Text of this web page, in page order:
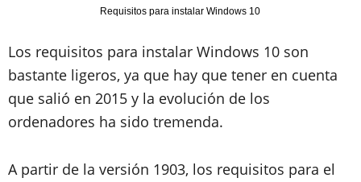
Requisitos para instalar Windows 10
Los requisitos para instalar Windows 10 son
bastante ligeros, ya que hay que tener en cuenta
que salió en 2015 y la evolución de los
ordenadores ha sido tremenda.
A partir de la versión 1903, los requisitos para el